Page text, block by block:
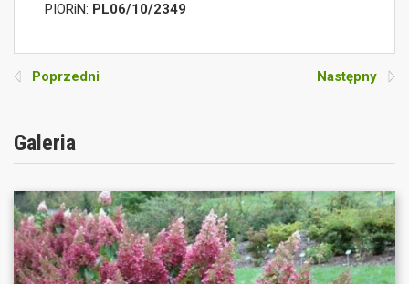
PIORiN: PL06/10/2349
Poprzedni Następny
Galeria